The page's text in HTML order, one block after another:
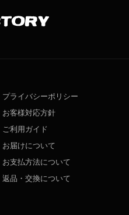
プライバシーポリシー
お客様対応方針
ご利用ガイド
お届けについて
お支払方法について
返品・交換について